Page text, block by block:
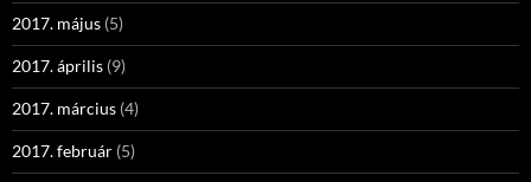
2017. május (5)
2017. április (9)
2017. március (4)
2017. február (5)